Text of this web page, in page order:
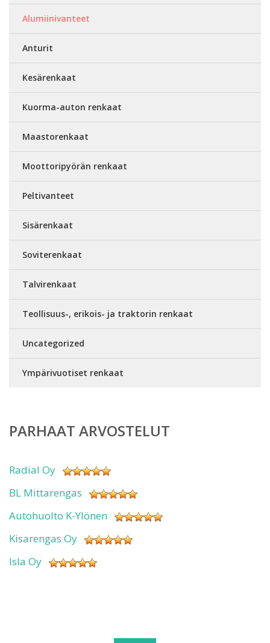
Alumiinivanteet
Anturit
Kesärenkaat
Kuorma-auton renkaat
Maastorenkaat
Moottoripyörän renkaat
Peltivanteet
Sisärenkaat
Soviterenkaat
Talvirenkaat
Teollisuus-, erikois- ja traktorin renkaat
Uncategorized
Ympärivuotiset renkaat
PARHAAT ARVOSTELUT
Radial Oy
BL Mittarengas
Autohuolto K-Ylönen
Kisarengas Oy
Isla Oy